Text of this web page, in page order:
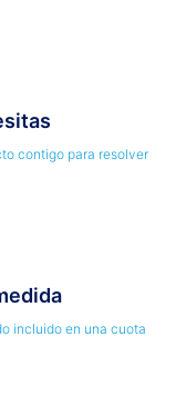
contigo para resolver
incluido en una cuota